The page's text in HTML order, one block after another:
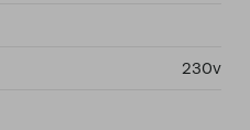
230v